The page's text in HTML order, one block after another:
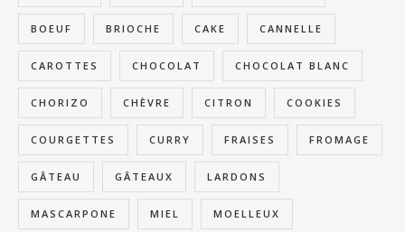
BOEUF BRIOCHE CAKE CANNELLE
CAROTTES CHOCOLAT CHOCOLAT BLANC
CHORIZO CHÈVRE CITRON COOKIES
COURGETTES CURRY FRAISES FROMAGE
GÂTEAU GÂTEAUX LARDONS
MASCARPONE MIEL MOELLEUX